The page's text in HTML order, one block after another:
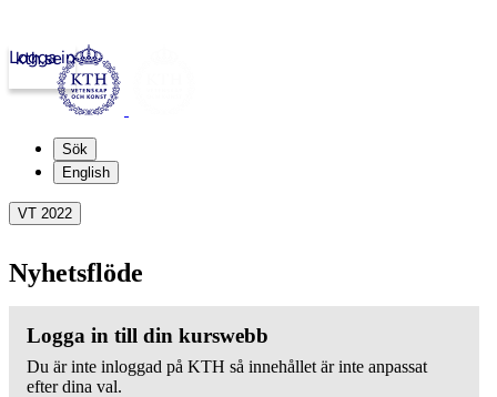
kth.se
Logga in
Sök
English
VT 2022
Nyhetsflöde
Logga in till din kurswebb
Du är inte inloggad på KTH så innehållet är inte anpassat
efter dina val.